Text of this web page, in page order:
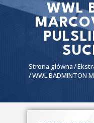
WWL
Strona główna
WWL BADMINTON
Wyniki
Terminarz
Partnerzy
I liga
II liga